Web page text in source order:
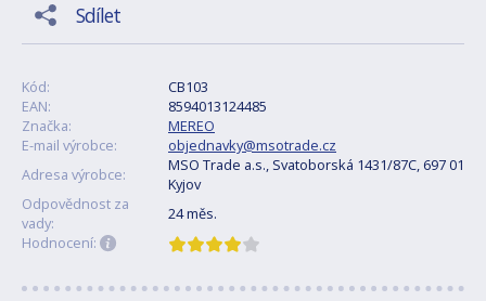
Sdílet
Kód:
CB103
EAN:
8594013124485
Značka:
MEREO
E-mail výrobce:
objednavky@msotrade.cz
Adresa výrobce:
MSO Trade a.s., Svatoborská 1431/87C, 697 01
Kyjov
Odpovědnost za
vady:
24 měs.
Hodnocení: